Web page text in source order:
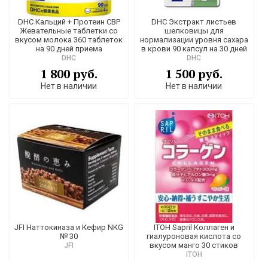
DHC Кальций + Протеин CBP
Жевательные таблетки со
вкусом молока 360 таблеток
на 90 дней приема
DHC
1 800 руб.
Нет в наличии
DHC Экстракт листьев
шелковицы для
нормализации уровня сахара
в крови 90 капсул на 30 дней
DHC
1 500 руб.
Нет в наличии
JFI Наттокиназа и Кефир NKG
№ 30
JFI
ITOH Sapril Коллаген и
гиалуроновая кислота со
вкусом манго 30 стиков
ITOH